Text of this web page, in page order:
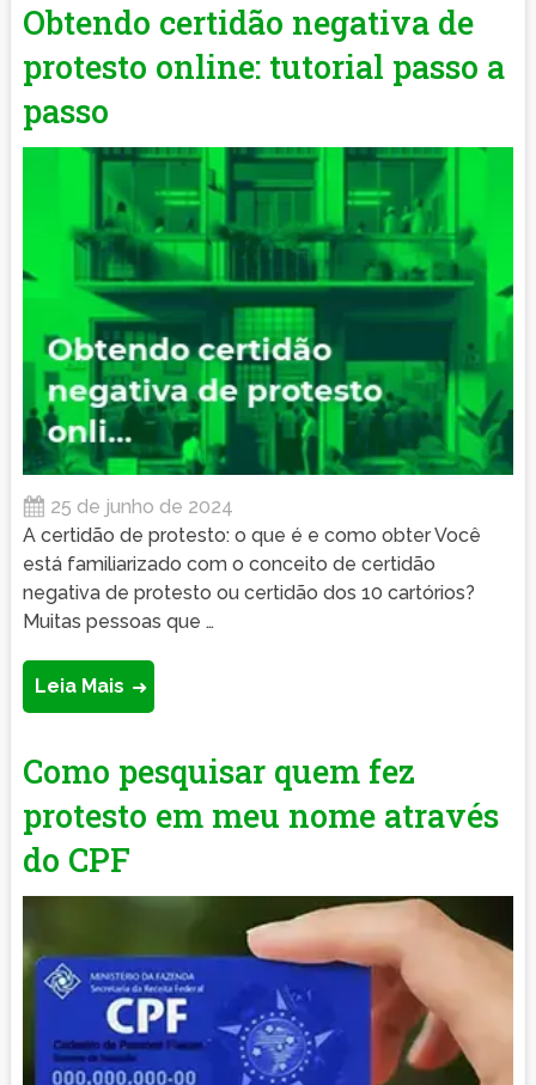
Obtendo certidão negativa de
protesto online: tutorial passo a
passo
25 de junho de 2024
A certidão de protesto: o que é e como obter Você
está familiarizado com o conceito de certidão
negativa de protesto ou certidão dos 10 cartórios?
Muitas pessoas que …
Leia Mais
Como pesquisar quem fez
protesto em meu nome através
do CPF